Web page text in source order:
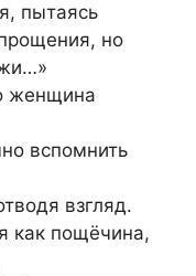
пытаясь
но
женщина
вспомнить
взгляд.
как пощёчина,